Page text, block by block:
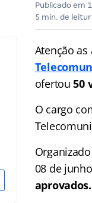
Publicado em
5 min. de
Atenção
ofertou50
O cargo
08 de
aprovados.